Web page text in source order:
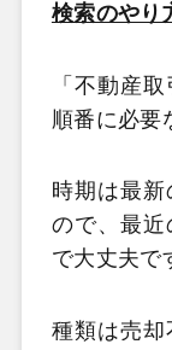
検索のやり
「不動産
順番に必要
時期は最
ので、最近
で大丈夫で
種類は売却